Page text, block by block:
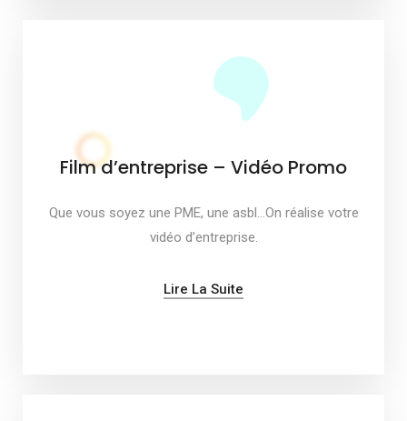
Film d’entreprise – Vidéo Promo
Que vous soyez une PME, une asbl…On réalise votre
vidéo d’entreprise.
Lire La Suite